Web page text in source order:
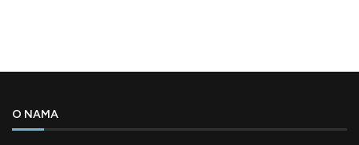
O NAMA